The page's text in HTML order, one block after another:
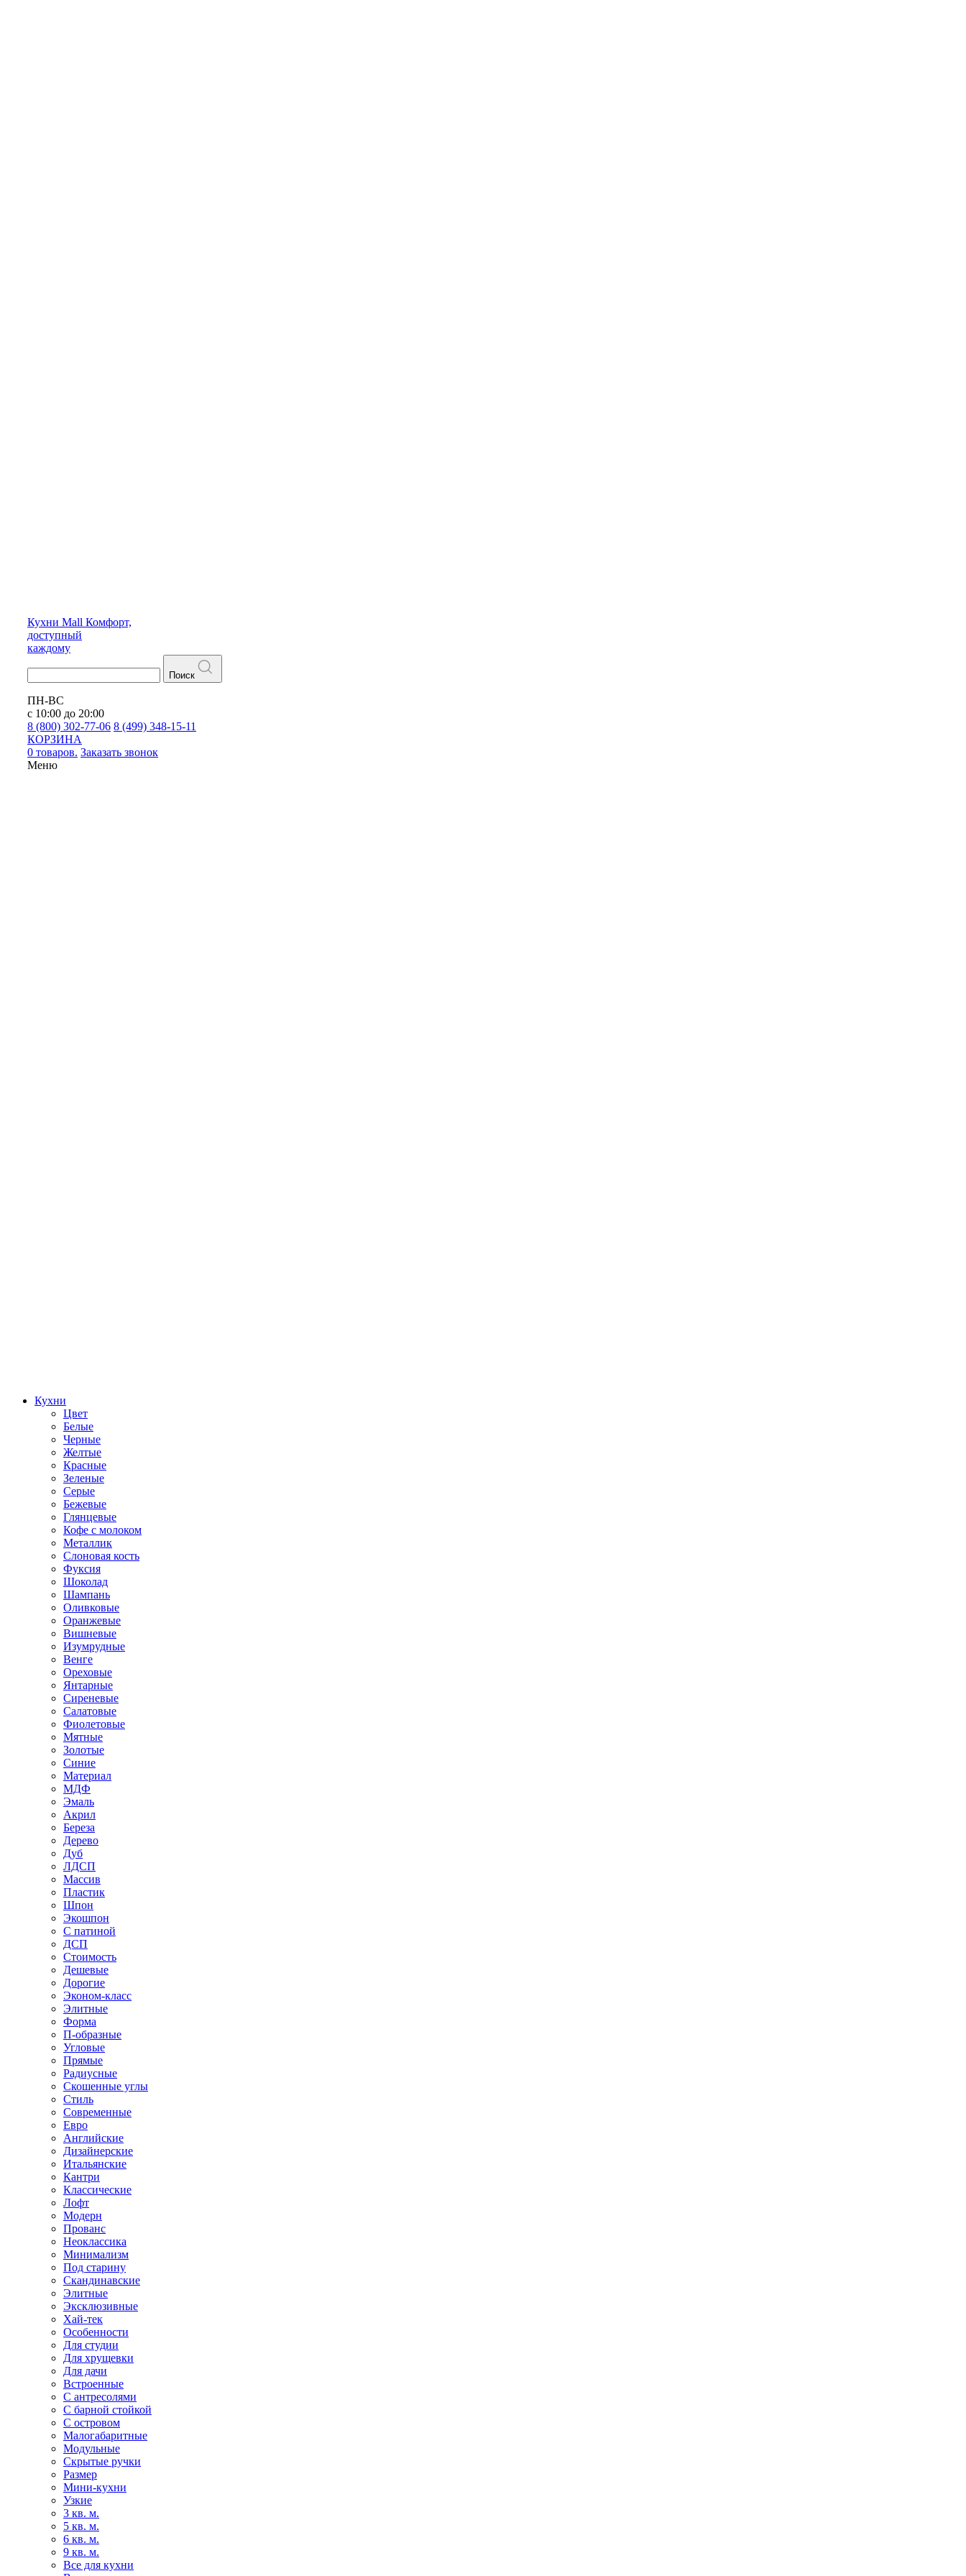
Кухни Mall Комфорт,
доступный
каждому
Поиск
ПН-ВС
с 10:00 до 20:00
8 (800) 302-77-06 8 (499) 348-15-11
КОРЗИНА
0 товаров. Заказать звонок
Меню
Кухни
Цвет
Белые
Черные
Желтые
Красные
Зеленые
Серые
Бежевые
Глянцевые
Кофе с молоком
Металлик
Слоновая кость
Фуксия
Шоколад
Шампань
Оливковые
Оранжевые
Вишневые
Изумрудные
Венге
Ореховые
Янтарные
Сиреневые
Салатовые
Фиолетовые
Мятные
Золотые
Синие
Материал
МДФ
Эмаль
Акрил
Береза
Дерево
Дуб
ЛДСП
Массив
Пластик
Шпон
Экошпон
С патиной
ДСП
Стоимость
Дешевые
Дорогие
Эконом-класс
Элитные
Форма
П-образные
Угловые
Прямые
Радиусные
Скошенные углы
Стиль
Современные
Евро
Английские
Дизайнерские
Итальянские
Кантри
Классические
Лофт
Модерн
Прованс
Неоклассика
Минимализм
Под старину
Скандинавские
Элитные
Эксклюзивные
Хай-тек
Особенности
Для студии
Для хрущевки
Для дачи
Встроенные
С антресолями
С барной стойкой
С островом
Малогабаритные
Модульные
Скрытые ручки
Размер
Мини-кухни
Узкие
3 кв. м.
5 кв. м.
6 кв. м.
9 кв. м.
Все для кухни